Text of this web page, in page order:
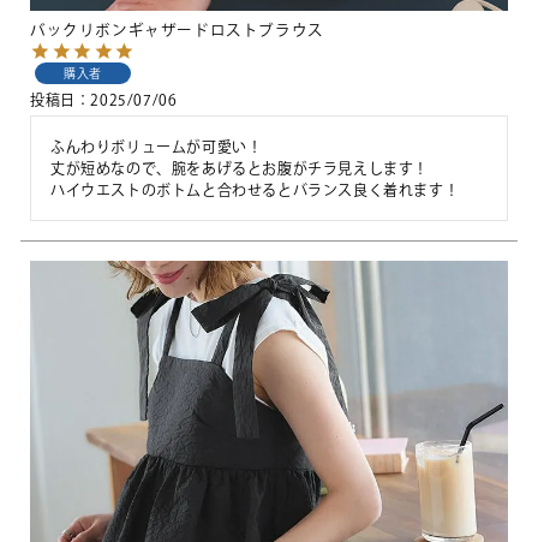
バックリボンギャザードロストブラウス
購入者
投稿日 2025/07/06
ふんわりボリュームが可愛い！
丈が短めなので、腕をあげるとお腹がチラ見えします！
ハイウエストのボトムと合わせるとバランス良く着れます！